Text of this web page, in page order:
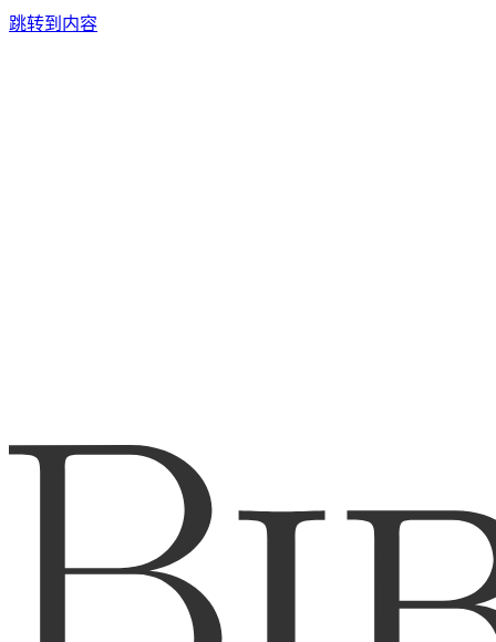
跳转到内容